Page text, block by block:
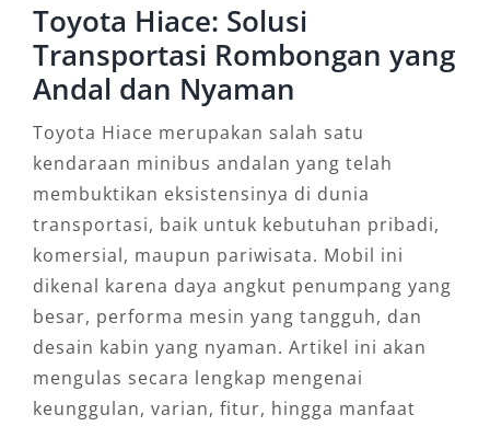
Toyota Hiace: Solusi
Transportasi Rombongan yang
Andal dan Nyaman
Toyota Hiace merupakan salah satu
kendaraan minibus andalan yang telah
membuktikan eksistensinya di dunia
transportasi, baik untuk kebutuhan pribadi,
komersial, maupun pariwisata. Mobil ini
dikenal karena daya angkut penumpang yang
besar, performa mesin yang tangguh, dan
desain kabin yang nyaman. Artikel ini akan
mengulas secara lengkap mengenai
keunggulan, varian, fitur, hingga manfaat